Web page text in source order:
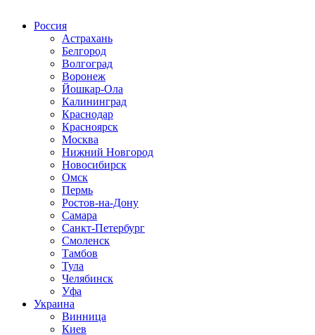
Россия
Астрахань
Белгород
Волгоград
Воронеж
Йошкар-Ола
Калининград
Краснодар
Красноярск
Москва
Нижний Новгород
Новосибирск
Омск
Пермь
Ростов-на-Дону
Самара
Санкт-Петербург
Смоленск
Тамбов
Тула
Челябинск
Уфа
Украина
Винница
Киев